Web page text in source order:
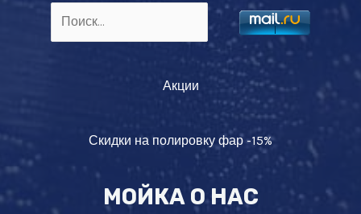
Акции
Скидки на полировку фар -15%
МОЙКА О НАС